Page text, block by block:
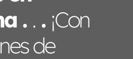
. .. ¡Con
de